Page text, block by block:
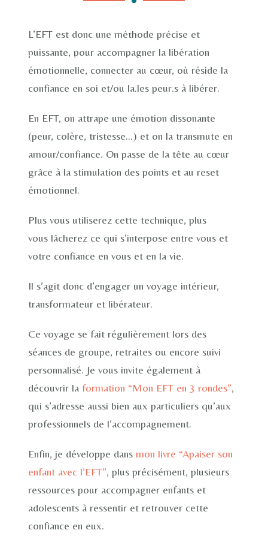
Comment trouver ou retrouver confiance en soi ?
L’EFT est donc une méthode précise et
puissante, pour accompagner la libération
émotionnelle, connecter au cœur, où réside la
confiance en soi et/ou la.les peur.s à libérer.
En EFT, on attrape une émotion dissonante
(peur, colère, tristesse…) et on la transmute en
amour/confiance. On passe de la tête au cœur
grâce à la stimulation des points et au reset
émotionnel.
Plus vous utiliserez cette technique, plus
vous lâcherez ce qui s’interpose entre vous et
votre confiance en vous et en la vie.
Il s’agit donc d’engager un voyage intérieur,
transformateur et libérateur.
Ce voyage se fait régulièrement lors des
séances de groupe, retraites ou encore suivi
personnalisé. Je vous invite également à
découvrir laformation “Mon EFT en 3 rondes”,
qui s’adresse aussi bien aux particuliers qu’aux
professionnels de l’accompagnement.
Enfin, je développe dans mon livre “Apaiser son
enfant avec l’EFT”, plus précisément, plusieurs
ressources pour accompagner enfants et
adolescents à ressentir et retrouver cette
confiance en eux.